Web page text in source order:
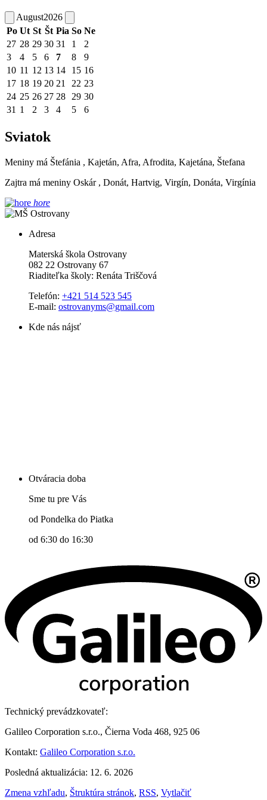
August2026
Po Ut St Št Pia So Ne
27 28 29 30 31 1
2
3
4 5 6 7 8
9
10 11 12 13 14 15 16
17 18 19 20 21 22 23
24 25 26 27 28 29 30
31 1 2 3 4 5 6
Sviatok
Meniny má Štefánia , Kajetán, Afra, Afrodita, Kajetána, Štefana
Zajtra má meniny Oskár , Donát, Hartvig, Virgín, Donáta, Virgínia
hore
Adresa
Materská škola Ostrovany
082 22 Ostrovany 67
Riaditeľka školy: Renáta Triščová
Telefón: +421 514 523 545
E-mail: ostrovanyms@gmail.com
Kde nás nájsť
Otváracia doba
Sme tu pre Vás
od Pondelka do Piatka
od 6:30 do 16:30
Technický prevádzkovateľ:
Galileo Corporation s.r.o., Čierna Voda 468, 925 06
Kontakt: Galileo Corporation s.r.o.
Posledná aktualizácia: 12. 6. 2026
Zmena vzhľadu, Štruktúra stránok, RSS, Vytlačiť